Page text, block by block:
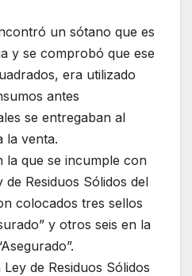
un sótano que es
y se comprobó que ese
era utilizado
antes
se entregaban al
la venta.
la que se incumple con
Residuos Sólidos del
colocados tres sellos
y otros seis en la
de Residuos Sólidos